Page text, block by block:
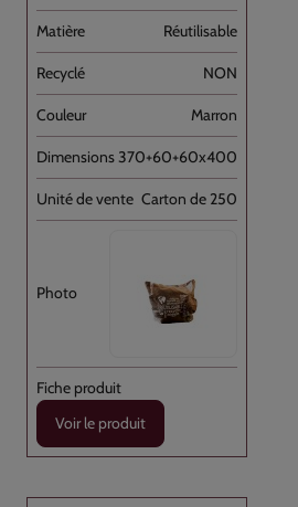
Réutilisable
NON
Marron
370+60+60x400
Carton de 250
Voir le produit